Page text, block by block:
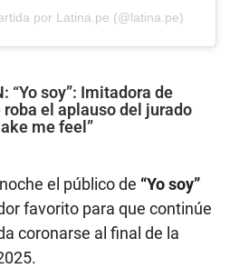
por Latina.pe (@latina.pe)
“Yo soy”: Imitadora de
el aplauso del jurado
me feel”
el público de “Yo soy”
favorito para que continúe
coronarse al final de la